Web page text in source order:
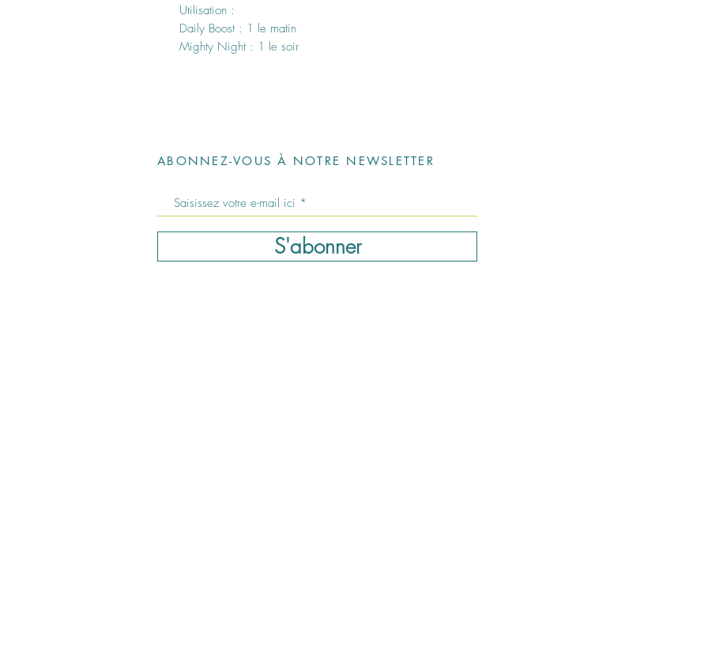
Utilisation :
Daily Boost : 1 le matin
Mighty Night : 1 le soir
ABONNEZ-VOUS À NOTRE NEWSLETTER
S'abonner